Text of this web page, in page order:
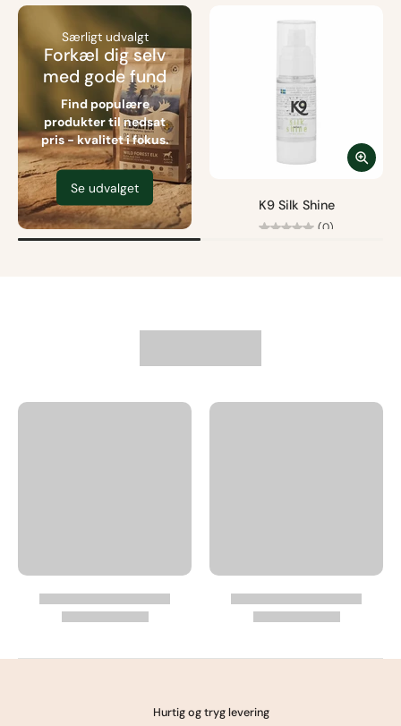
Særligt udvalgt
Forkæl dig selv
med gode fund
Find populære
produkter til nedsat
pris - kvalitet i fokus.
Se udvalget
K9 Silk Shine
(0)
Hurtig og tryg levering